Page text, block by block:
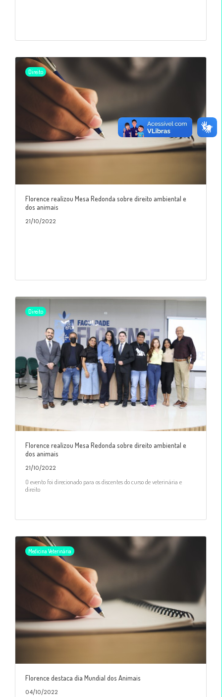
Direito
Florence realizou Mesa Redonda sobre direito ambiental e
dos animais
21/10/2022
Direito
Florence realizou Mesa Redonda sobre direito ambiental e
dos animais
21/10/2022
O evento foi direcionado para os discentes do curso de veterinária e
direito
Medicina Veterinária
Florence destaca dia Mundial dos Animais
04/10/2022